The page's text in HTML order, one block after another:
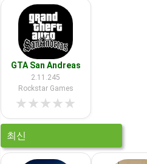
GTA San Andreas
2.11.245
Rockstar Games
★★★★★
최신